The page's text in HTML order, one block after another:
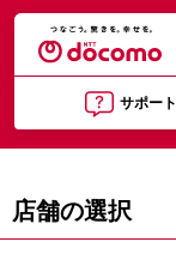
サポート
店舗の選択